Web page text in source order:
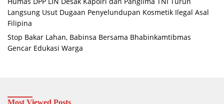
Langsung Usut Dugaan Penyelundupan Kosmetik Ilegal Asal
Filipina
Stop Bakar Lahan, Babinsa Bersama Bhabinkamtibmas
Gencar Edukasi Warga